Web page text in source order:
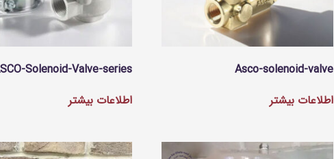
Asco-solenoid-valve
اطلاعات بیشتر
Solenoid-Valve-series
اطلاعات بیشتر